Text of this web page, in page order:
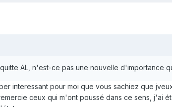
AL, n'est-ce pas une nouvelle d'importance
interessant pour moi que vous sachiez que
ceux qui m'ont poussé dans ce sens, j'ai